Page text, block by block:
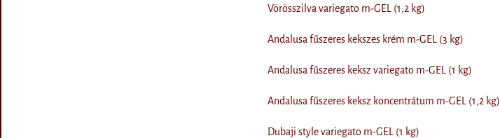
Vörösszilva variegato m-GEL (1,2 kg)
Andalusa fűszeres kekszes krém m-GEL (3 kg)
Andalusa fűszeres keksz variegato m-GEL (1 kg)
Andalusa fűszeres keksz koncentrátum m-GEL (1,2 kg)
Dubaji style variegato m-GEL (1 kg)